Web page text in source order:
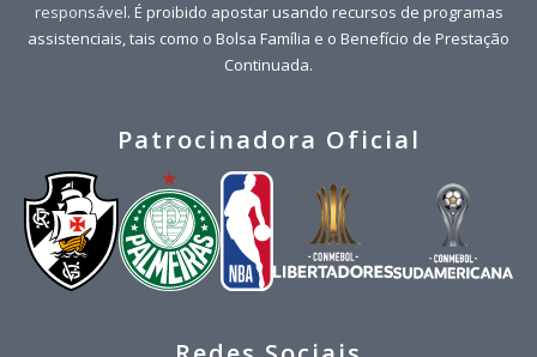
responsável. É proibido apostar usando recursos de programas
assistenciais, tais como o Bolsa Família e o Benefício de Prestação
Continuada.
Patrocinadora Oficial